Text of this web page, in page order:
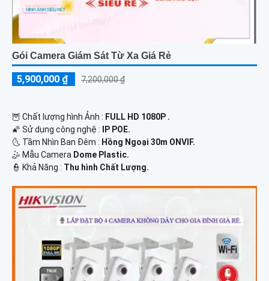
Gói Camera Giám Sát Từ Xa Giá Rẻ
5,900,000 ₫ 7,200,000 ₫
🦉 Chất lượng hình Ảnh : FULL HD 1080P .
🌠 Sử dụng công nghệ :
IP POE.
🌜 Tầm Nhìn Ban Đêm : Hồng Ngoại 30m ONVIF.
🤹 Mẫu Camera Dome Plastic.
️👮 Khả Năng : Thu hình Chất Lượng.